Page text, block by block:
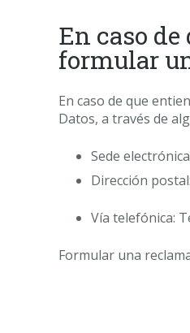
En caso
formular
En caso de que
Datos, a través de
Sede
Dirección
Vía telefónica:
Formular una